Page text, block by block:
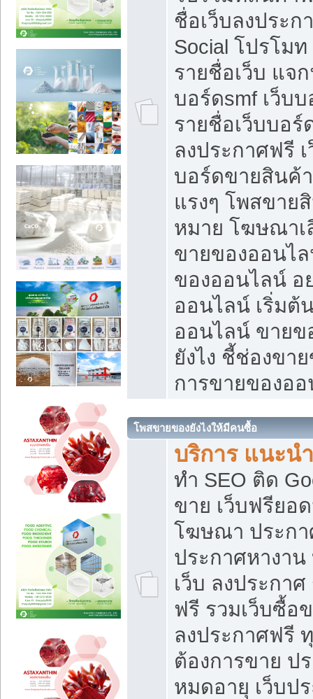
ชื่อเว็บลงประ
Social โปรโม
รายชื่อเว็บ แจ
บอร์ดsmf เว็บ
รายชื่อเว็บบอ
ลงประกาศฟรี
บอร์ดขายสินค้
แรงๆ โพสขาย
หมาย โฆษณาเ
ขายของออนไ
ของออนไลน์ อ
ออนไลน์ เริ่มต้
ออนไลน์ ขายข
ยังไง ชี้ช่องขา
การขายของอ
โพสขายของยังไงให้มีคนซื้อ
บริการ แนะน
ทำ SEO ติด
ขาย เว็บฟรียอ
โฆษณา ประกา
ประกาศหางา
เว็บ ลงประกา
ฟรี รวมเว็บซื้อ
ลงประกาศฟรี
ต้องการขาย ป
หมดอายุ เว็บป